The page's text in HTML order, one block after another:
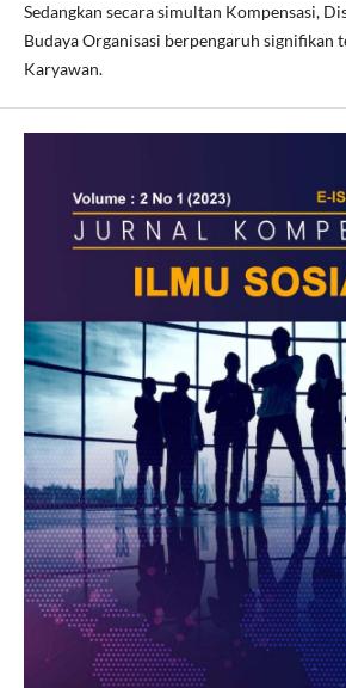
Sedangkan secara simultan Kompensasi,
Budaya Organisasi berpengaruh signifikan
Karyawan.